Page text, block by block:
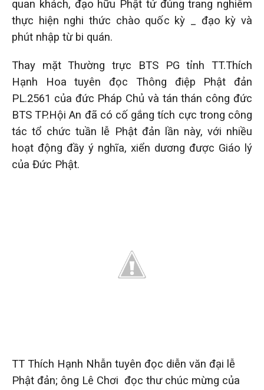
quan khách, đạo hữu Phật tử đúng trang nghiêm
thực hiện nghi thức chào quốc kỳ _ đạo kỳ và
phút nhập từ bi quán.
Thay mặt Thường trực BTS PG tỉnh TT.Thích
Hạnh Hoa tuyên đọc Thông điệp Phật đản
PL.2561 của đức Pháp Chủ và tán thán công đức
BTS TP.Hội An đã có cố gắng tích cực trong công
tác tổ chức tuần lễ Phật đản lần này, với nhiều
hoạt động đầy ý nghĩa, xiển dương được Giáo lý
của Đức Phật.
TT Thích Hạnh Nhẫn tuyên đọc diễn văn đại lễ
Phật đản; ông Lê Chơi đọc thư chúc mừng của